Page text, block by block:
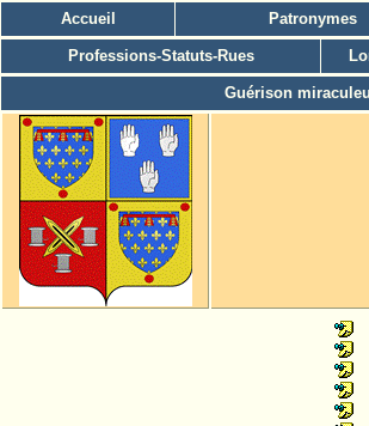
Accueil Patronymes
Professions-Statuts-Rues
Guérison